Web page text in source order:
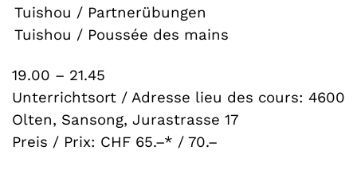
Tuishou / Partnerübungen
Tuishou / Poussée des mains
19.00 – 21.45
Unterrichtsort / Adresse lieu des cours: 4600
Olten, Sansong, Jurastrasse 17
Preis / Prix: CHF 65.–* / 70.–